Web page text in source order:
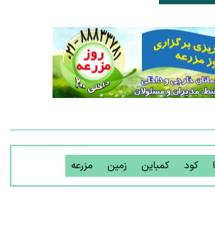
کود کمباین زمین مزرعه